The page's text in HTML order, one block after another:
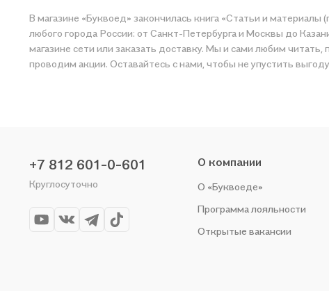
В магазине «Буквоед» закончилась книга «Статьи и
любого города России: от Санкт-Петербурга и Москвы до
магазине сети или заказать доставку. Мы и сами любим
проводим акции. Оставайтесь с нами, чтобы не упустить
+7 812 601-0-601
Круглосуточно
О компании
О «Буквоеде»
Программа лояльности
Открытые вакансии